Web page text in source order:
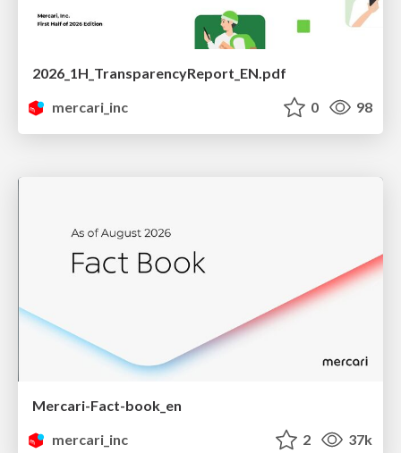
2026_1H_TransparencyReport_EN.pdf
mercari_inc
0 98
Mercari-Fact-book_en
mercari_inc
2 37k